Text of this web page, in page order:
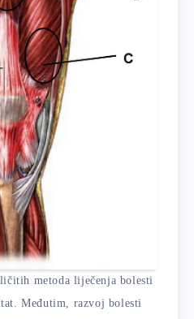
metoda liječenja bolesti
Međutim, razvoj bolesti